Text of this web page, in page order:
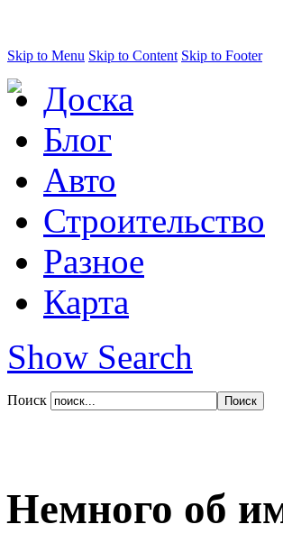
Skip to Menu Skip to Content Skip to Footer
Доска
Блог
Авто
Строительство
Разное
Карта
Show Search
Поиск
Немного об